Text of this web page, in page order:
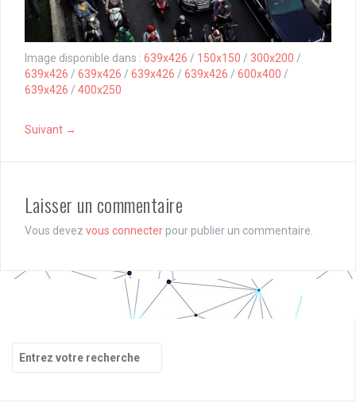
Image disponible dans : 639x426 / 150x150 / 300x200 /
639x426 / 639x426 / 639x426 / 639x426 / 600x400 /
639x426 / 400x250
Suivant →
Laisser un commentaire
Vous devez vous connecter pour publier un commentaire.
Recherche
pour